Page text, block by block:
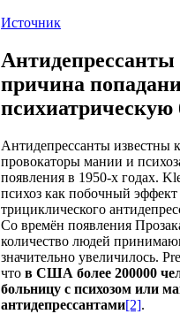
Источник
Антидепрессанты
причина
психиатрическую
Антидепрессанты известны
провокаторы мании и
появления в 1950-х годах.
психоз как побочный эффект
трициклического
Со времён появления
количество людей
значительно увеличилось.
что в США более 200000
больницу с психозом или
антидепрессантами[2].